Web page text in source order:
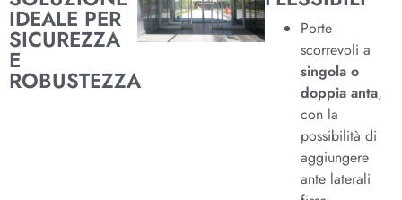
IDEALE PER
SICUREZZA
E
ROBUSTEZZA
Porte
scorrevoli a
singola o
doppia anta,
con la
possibilità di
aggiungere
ante laterali